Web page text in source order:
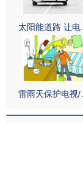
太阳能道路 让电
雷雨天保护电视/